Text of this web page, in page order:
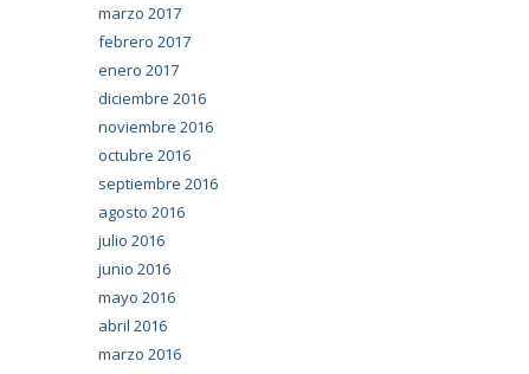
marzo 2017
febrero 2017
enero 2017
diciembre 2016
noviembre 2016
octubre 2016
septiembre 2016
agosto 2016
julio 2016
junio 2016
mayo 2016
abril 2016
marzo 2016